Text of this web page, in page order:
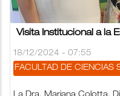
Visita Institucional a la
18/12/2024 - 07:55
FACULTAD DE CIENCIAS